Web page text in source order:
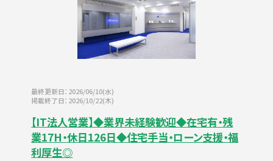
最終更新日：2026/06/10(水)
掲載終了日：2026/10/22(木)
【IT法人営業】◆業界未経験歓迎◆在宅有・残
業17H・休日126日◆住宅手当・ローン支援・福
利厚生◎